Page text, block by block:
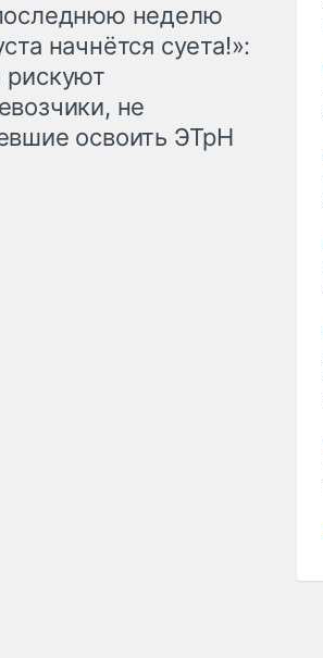
неделю
начнётся суета!»:
рискуют
не
освоить ЭТрН